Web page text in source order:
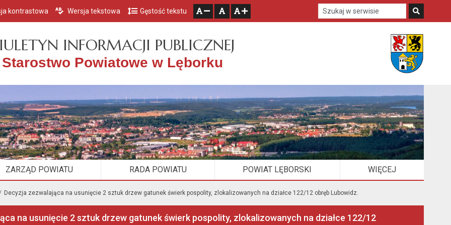
Przejdź do głównego menu
Przejdź do treści
Przejdź do mapy serwisu
kontrastowa Wersja tekstowa Gęstość tekstu
INFORMACJI PUBLICZNEJ
Starostwo Powiatowe w Lęborku
ZARZĄD POWIATU RADA POWIATU POWIAT LĘBORSKI WIĘCEJ
Decyzja zezwalająca na usunięcie 2 sztuk drzew gatunek świerk pospolity, zlokalizowanych na działce 122/12 obręb Lubowidz.
na usunięcie 2 sztuk drzew gatunek świerk pospolity, zlokalizowanych na działce 122/12